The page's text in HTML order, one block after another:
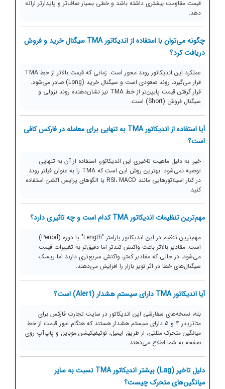
قیمت مقاومت بیشتری داشته باشد و خطی بسیار صاف‌تر و پایدارتر ارائه
دهد.
چگونه می‌توان با استفاده از اندیکاتور TMA سیگنال خرید و فروش
دریافت کرد؟
عملکرد این اندیکاتور روند محور است. زمانی که قیمت بالاتر از خط TMA
قرار می‌گیرد، روند صعودی است و سیگنال خرید (Long) صادر می‌شود.
قرار گرفتن قیمت پایین‌تر از خط TMA نیز نشان‌دهنده روند نزولی و
سیگنال فروش (Short) است.
آیا استفاده از اندیکاتور TMA به تنهایی برای معامله در فارکس کافی
است؟
خیر. به دلیل ماهیت تاخیری این اندیکاتور، استفاده از آن به تنهایی
توصیه نمی‌شود. بهترین روش این است که TMA را به عنوان فیلتر روند
در کنار اسیلاتورهایی مانند RSI، MACD یا الگوهای پرایس اکشن استفاده
کنید.
مهم‌ترین تنظیمات اندیکاتور TMA کدام است و چه تاثیری دارد؟
مهم‌ترین تنظیم در این اندیکاتور پارامتر "Length" یا دوره (Period)
است. مقادیر بالاتر باعث واکنش کندتر اما دقیق‌تر به تغییرات قیمت
می‌شود، در حالی که مقادیر کمتر، واکنش سریع‌تری دارند اما ریسک
سیگنال‌های خطا در اثر نویز بازار را افزایش می‌دهند.
آیا اندیکاتور TMA دارای سیستم هشدار (Alert) است؟
بله، نسخه‌های سفارشی این اندیکاتور در سایت تجارت فارکس برای
متاتریدر ۴ و ۵ دارای سیستم هشدار هستند که هنگام عبور قیمت از خط
میانگین متحرک مثلثی، از طریق ایمیل، نوتیفیکیشن موبایل و پاپ‌آپ روی
صفحه به شما اطلاع می‌دهند.
دلیل تاخیر (Lag) بیشتر اندیکاتور TMA نسبت به سایر
میانگین‌های متحرک چیست؟